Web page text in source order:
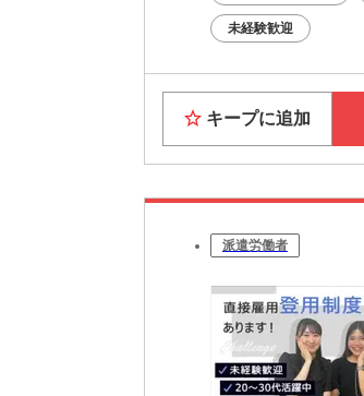
未経験歓迎
キープに追加
派遣労働者